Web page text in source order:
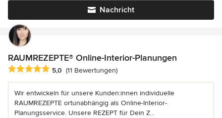
Nachricht
RAUMREZEPTE® Online-Interior-Planungen
Durchschnittliche Bewertung: 5 von 5 Sternen
5,0 (11 Bewertungen)
Wir entwickeln für unsere Kunden:innen individuelle
RAUMREZEPTE ortunabhängig als Online-Interior-
Planungsservice. Unsere REZEPT für Dein Z...